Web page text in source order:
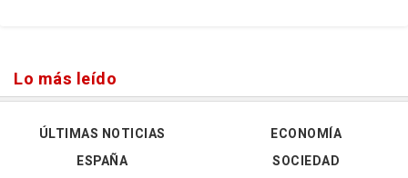
Lo más leído
ÚLTIMAS NOTICIAS
ESPAÑA
ECONOMÍA
SOCIEDAD